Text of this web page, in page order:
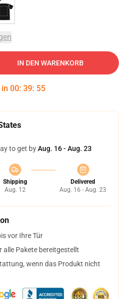
IN DEN WARENKORB
00: 39: 54
to get byAug. 16 - Aug. 23
Shipping
Aug. 12
Delivered
Aug. 16 - Aug. 23
vor Ihre Tür
Pakete bereitgestellt
wenn das Produkt nicht